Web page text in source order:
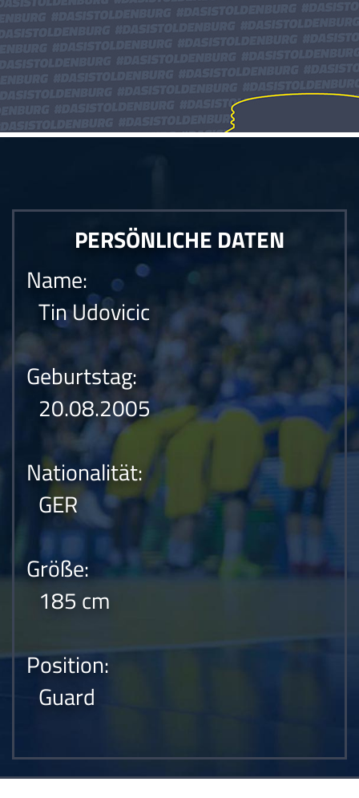
PERSÖNLICHE DATEN
Name:
Tin Udovicic
Geburtstag:
20.08.2005
Nationalität:
GER
Größe:
185 cm
Position:
Guard